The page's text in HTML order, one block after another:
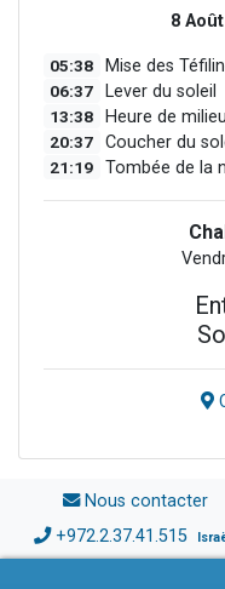
8
05:38 Mise des
06:37 Lever du soleil
13:38 Heure de
20:37 Coucher du
21:19 Tombée de la
Nous contacter
+972.2.37.41.515